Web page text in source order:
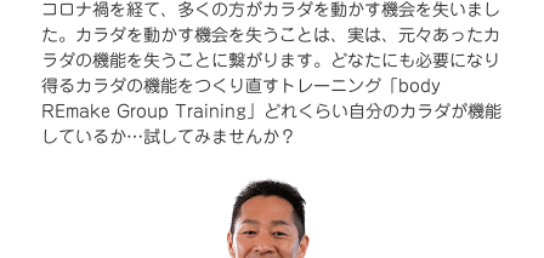
コロナ禍を経て、多くの方がカラダを動かす機会を失いまし
た。カラダを動かす機会を失うことは、実は、元々あったカ
ラダの機能を失うことに繋がります。どなたにも必要になり
得るカラダの機能をつくり直すトレーニング「body
REmake Group Training」どれくらい自分のカラダが機能
しているか…試してみませんか？